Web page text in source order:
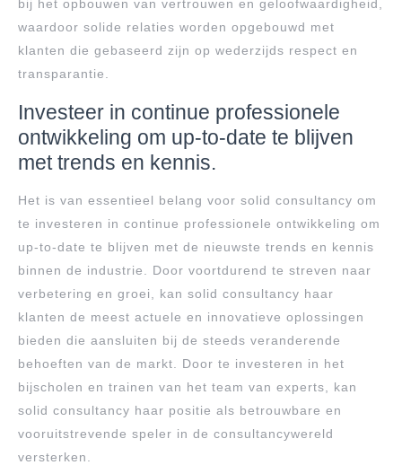
bij het opbouwen van vertrouwen en geloofwaardigheid,
waardoor solide relaties worden opgebouwd met
klanten die gebaseerd zijn op wederzijds respect en
transparantie.
Investeer in continue professionele
ontwikkeling om up-to-date te blijven
met trends en kennis.
Het is van essentieel belang voor solid consultancy om
te investeren in continue professionele ontwikkeling om
up-to-date te blijven met de nieuwste trends en kennis
binnen de industrie. Door voortdurend te streven naar
verbetering en groei, kan solid consultancy haar
klanten de meest actuele en innovatieve oplossingen
bieden die aansluiten bij de steeds veranderende
behoeften van de markt. Door te investeren in het
bijscholen en trainen van het team van experts, kan
solid consultancy haar positie als betrouwbare en
vooruitstrevende speler in de consultancywereld
versterken.